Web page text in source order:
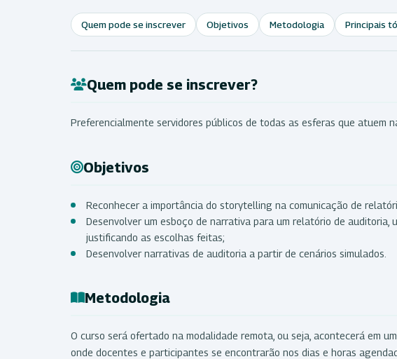
Quem pode se inscrever Objetivos Metodologia Principais
Quem pode se inscrever?
Preferencialmente servidores públicos de todas as esferas que atuem
Objetivos
Reconhecer a importância do storytelling na comunicação de
Desenvolver um esboço de narrativa para um relatório de
justificando as escolhas feitas;
Desenvolver narrativas de auditoria a partir de cenários simulados.
Metodologia
O curso será ofertado na modalidade remota, ou seja, acontecerá em
onde docentes e participantes se encontrarão nos dias e horas